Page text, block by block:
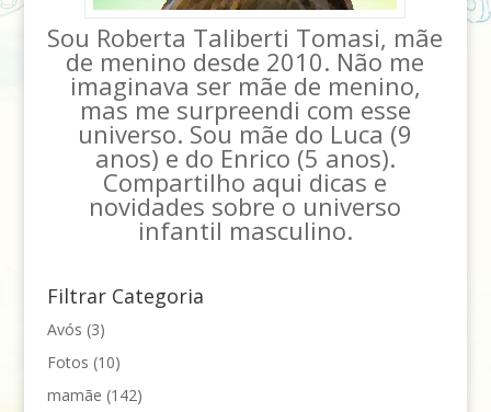
Sou Roberta Taliberti Tomasi, mãe
de menino desde 2010. Não me
imaginava ser mãe de menino,
mas me surpreendi com esse
universo. Sou mãe do Luca (9
anos) e do Enrico (5 anos).
Compartilho aqui dicas e
novidades sobre o universo
infantil masculino.
Filtrar Categoria
Avós (3)
Fotos (10)
mamãe (142)